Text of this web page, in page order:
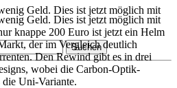
Geld. Dies ist jetzt möglich mit
Geld. Dies ist jetzt möglich mit
knappe 200 Euro ist jetzt ein Helm
der im Vergleich deutlich
Den Rewind gibt es in drei
wobei die Carbon-Optik-
die Uni-Variante.